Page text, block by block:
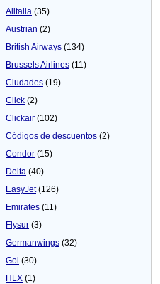
Alitalia (35)
Austrian (2)
British Airways (134)
Brussels Airlines (11)
Ciudades (19)
Click (2)
Clickair (102)
Códigos de descuentos (2)
Condor (15)
Delta (40)
EasyJet(126)
Emirates (11)
Flysur (3)
Germanwings (32)
Gol (30)
HLX (1)